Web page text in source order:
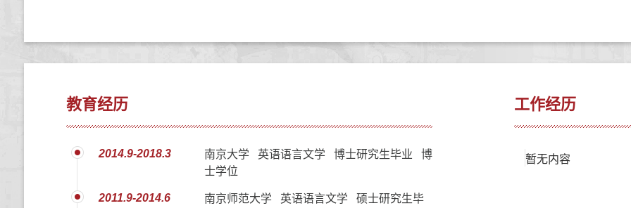
教育经历
2014.9-2018.3
南京大学 英语语言文学 博士研究生毕业 博
士学位
2011.9-2014.6
南京师范大学 英语语言文学 硕士研究生毕
工作经历
暂无内容